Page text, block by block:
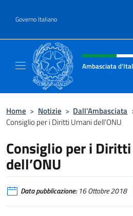
Governo Italiano
Intestazione sito,
Ambasciata
Home > Notizie > Dall’Ambasciata
Consiglio per i Diritti Umani dell’ONU
Consiglio per i
dell’ONU
Data pubblicazione:16 Ottobre 2018